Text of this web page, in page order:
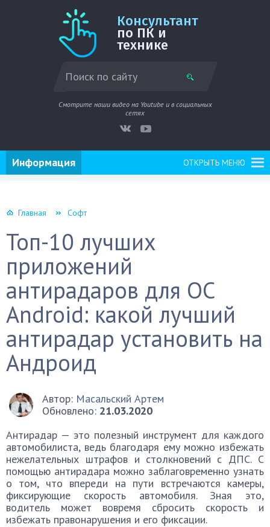
Консультант
по ПК и
технике
Смотрите наши видео на Youtube и в социальных
сетях
ОТКРЫТЬ МЕНЮ
Информация
Главная Софт
Топ-10 лучших
приложений
антирадаров для ОС
Android: какой лучший
антирадар установить на
Андроид
Автор: Масальский Артем
Обновлено: 21.03.2020
Антирадар — это полезный инструмент для каждого
автомобилиста, ведь благодаря ему можно избежать
нежелательных штрафов и столкновений с ДПС. С
помощью антирадара можно заблаговременно узнать
о том, что впереди на пути встречаются камеры,
фиксирующие скорость автомобиля. Зная это,
водитель может вовремя сбросить скорость и
избежать правонарушения и его фиксации.